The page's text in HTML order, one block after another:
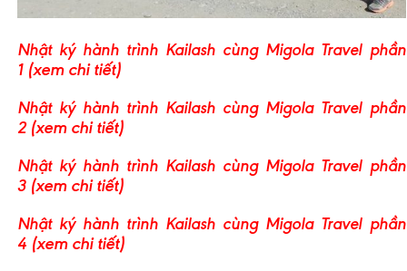
Nhật ký hành trình Kailash cùng Migola Travel phần
1(xem chi tiết)
Nhật ký hành trình Kailash cùng Migola Travel phần
2(xem chi tiết)
Nhật ký hành trình Kailash cùng Migola Travel phần
3(xem chi tiết)
Nhật ký hành trình Kailash cùng Migola Travel phần
4(xem chi tiết)